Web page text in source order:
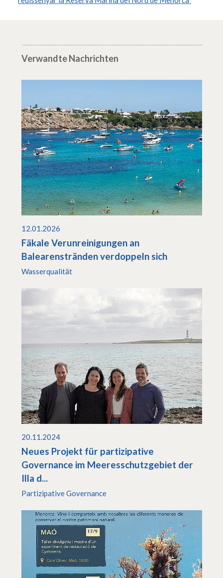
Verwandte Nachrichten
12.01.2026
Fäkale Verunreinigungen an
Balearenstränden verdoppeln sich
Wasserqualität
20.11.2024
Neues Projekt für partizipative
Governance im Meeresschutzgebiet der
Illa d...
Partizipative Governance